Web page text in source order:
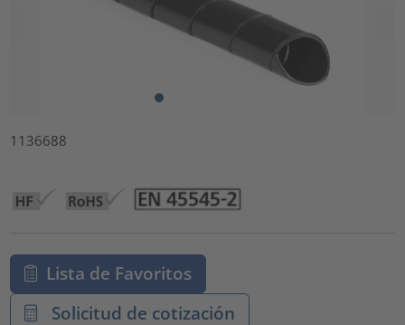
1136688
Lista de Favoritos
Solicitud de cotización